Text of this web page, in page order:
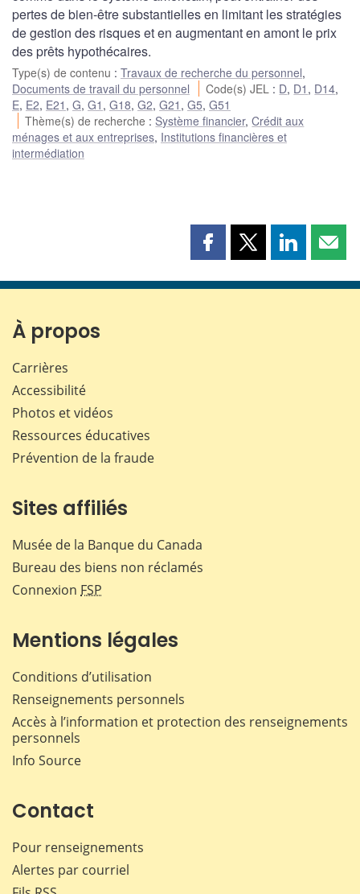
pertes de bien-être substantielles en limitant les stratégies
de gestion des risques et en augmentant en amont le prix
des prêts hypothécaires.
Type(s) de contenu : Travaux de recherche du personnel,
Documents de travail du personnel
Code(s) JEL : D, D1 , D14,
E, E2, E21 , G, G1 , G18, G2, G21 , G5, G51
Thème(s) de recherche : Système financier,Crédit aux
ménages et aux entreprises, Institutions financières et
intermédiation
Partager
page
Partager
page
Partager
page page
À propos
Carrières
Accessibilité
Photos et vidéos
Ressources éducatives
Prévention de la fraude
Sites affiliés
Musée de la Banque du Canada
Bureau des biens non réclamés
Connexion FSP
Mentions légales
Conditions d’utilisation
Renseignements personnels
Accès à l’information et protection des renseignements
personnels
Info Source
Contact
Pour renseignements
Alertes par courriel